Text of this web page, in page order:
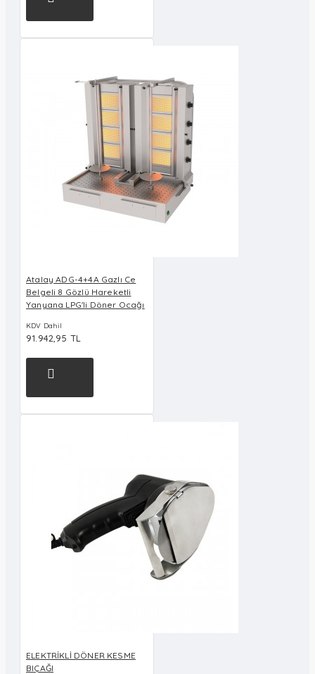
Atalay ADG-4+4A Gazlı Ce
Belgeli 8 Gözlü Hareketli
Yanyana LPG'li Döner Ocağı
KDV Dahil
91.942,95 TL
ELEKTRİKLİ DÖNER KESME
BIÇAĞI